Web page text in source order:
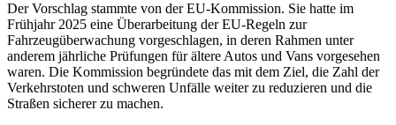
Der Vorschlag stammte von der EU-Kommission. Sie hatte im
Frühjahr 2025 eine Überarbeitung der EU-Regeln zur
Fahrzeugüberwachung vorgeschlagen, in deren Rahmen unter
anderem jährliche Prüfungen für ältere Autos und Vans vorgesehen
waren. Die Kommission begründete das mit dem Ziel, die Zahl der
Verkehrstoten und schweren Unfälle weiter zu reduzieren und die
Straßen sicherer zu machen.